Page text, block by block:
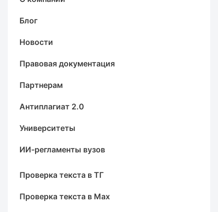
Блог
Новости
Правовая документация
Партнерам
Антиплагиат 2.0
Университеты
ИИ-регламенты вузов
Проверка текста в ТГ
Проверка текста в Max